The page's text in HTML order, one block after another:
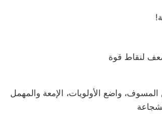
لنقاط قوة
واضع الأولويات، الإمعة والمهمل